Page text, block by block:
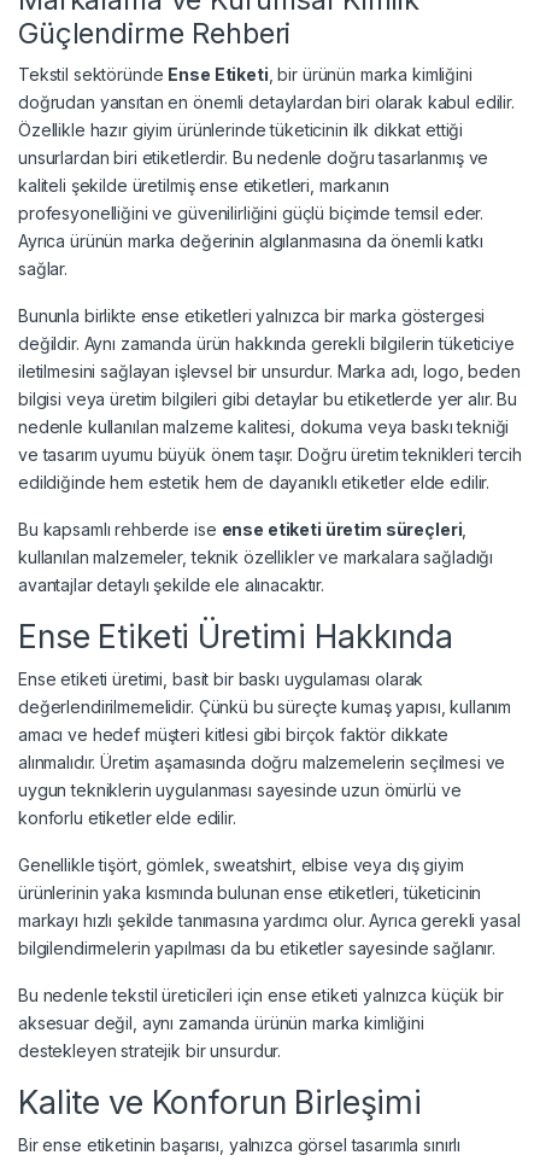
Güçlendirme Rehberi
Tekstil sektöründe Ense Etiketi , bir ürünün marka kimliğini
doğrudan yansıtan en önemli detaylardan biri olarak kabul edilir.
Özellikle hazır giyim ürünlerinde tüketicinin ilk dikkat ettiği
unsurlardan biri etiketlerdir. Bu nedenle doğru tasarlanmış ve
kaliteli şekilde üretilmiş ense etiketleri, markanın
profesyonelliğini ve güvenilirliğini güçlü biçimde temsil eder.
Ayrıca ürünün marka değerinin algılanmasına da önemli katkı
sağlar.
Bununla birlikte ense etiketleri yalnızca bir marka göstergesi
değildir. Aynı zamanda ürün hakkında gerekli bilgilerin tüketiciye
iletilmesini sağlayan işlevsel bir unsurdur. Marka adı, logo, beden
bilgisi veya üretim bilgileri gibi detaylar bu etiketlerde yer alır. Bu
nedenle kullanılan malzeme kalitesi, dokuma veya baskı tekniği
ve tasarım uyumu büyük önem taşır. Doğru üretim teknikleri tercih
edildiğinde hem estetik hem de dayanıklı etiketler elde edilir.
Bu kapsamlı rehberde ise ense etiketi üretim süreçleri
kullanılan malzemeler, teknik özellikler ve markalara sağladığı
avantajlar detaylı şekilde ele alınacaktır.
Ense Etiketi Üretimi Hakkında
Ense etiketi üretimi, basit bir baskı uygulaması olarak
değerlendirilmemelidir. Çünkü bu süreçte kumaş yapısı, kullanım
amacı ve hedef müşteri kitlesi gibi birçok faktör dikkate
alınmalıdır. Üretim aşamasında doğru malzemelerin seçilmesi ve
uygun tekniklerin uygulanması sayesinde uzun ömürlü ve
konforlu etiketler elde edilir.
Genellikle tişört, gömlek, sweatshirt, elbise veya dış giyim
ürünlerinin yaka kısmında bulunan ense etiketleri, tüketicinin
markayı hızlı şekilde tanımasına yardımcı olur. Ayrıca gerekli yasal
bilgilendirmelerin yapılması da bu etiketler sayesinde sağlanır.
Bu nedenle tekstil üreticileri için ense etiketi yalnızca küçük bir
aksesuar değil, aynı zamanda ürünün marka kimliğini
destekleyen stratejik bir unsurdur.
Kalite ve Konforun Birleşimi
Bir ense etiketinin başarısı, yalnızca görsel tasarımla sınırlı